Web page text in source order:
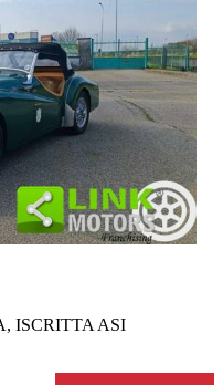
ISCRITTA ASI